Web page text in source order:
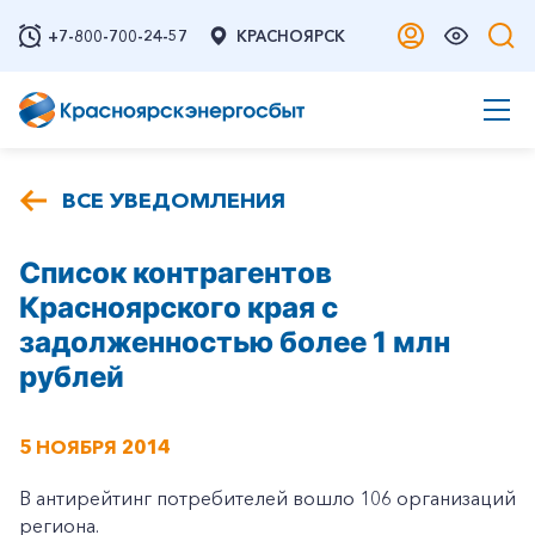
+7-800-700-24-57 КРАСНОЯРСК
ВСЕ УВЕДОМЛЕНИЯ
Список контрагентов
Красноярского края с
задолженностью более 1 млн
рублей
5 НОЯБРЯ 2014
В антирейтинг потребителей вошло 106 организаций
региона.